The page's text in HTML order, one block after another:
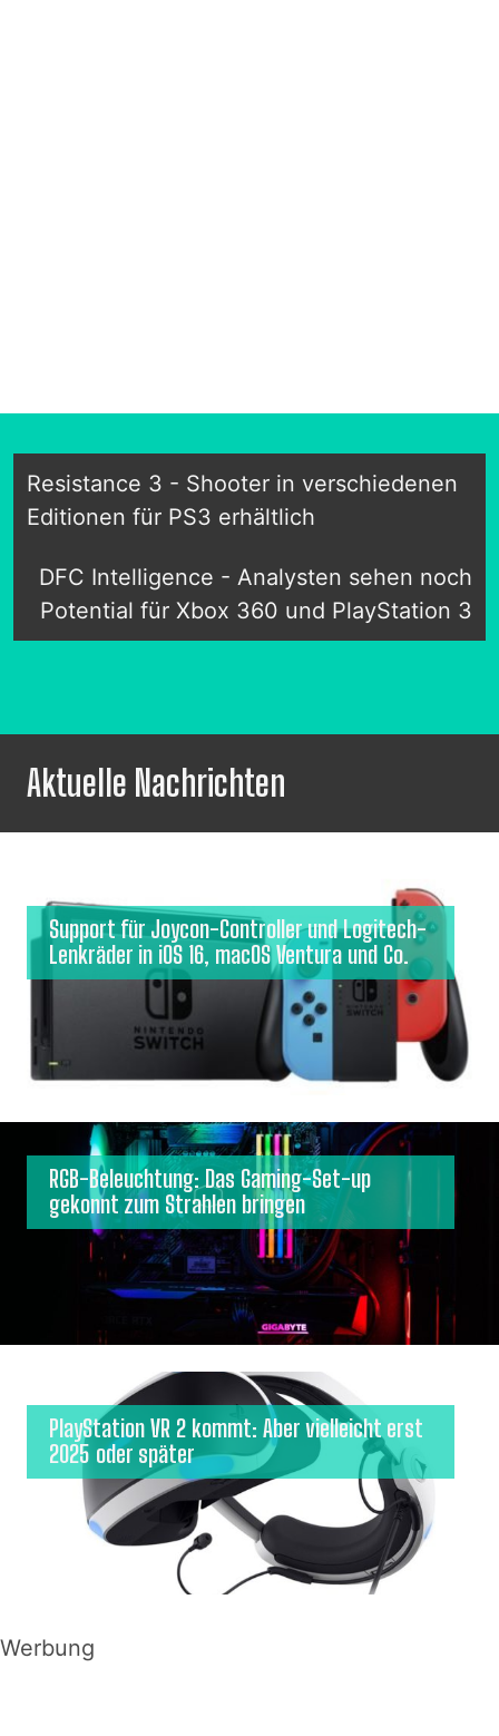
Resistance 3 - Shooter in verschiedenen
Editionen für PS3 erhältlich
DFC Intelligence - Analysten sehen noch
Potential für Xbox 360 und PlayStation 3
Aktuelle Nachrichten
Support für Joycon-Controller und Logitech-
Lenkräder in iOS 16, macOS Ventura und Co.
RGB-Beleuchtung: Das Gaming-Set-up
gekonnt zum Strahlen bringen
PlayStation VR 2 kommt: Aber vielleicht erst
2025 oder später
Werbung